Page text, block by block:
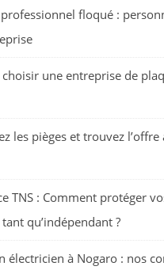
floqué :
une entreprise de
les pièges et trouvez l’offre
TNS : Comment protéger
qu’indépendant ?
électricien à Nogaro : nos